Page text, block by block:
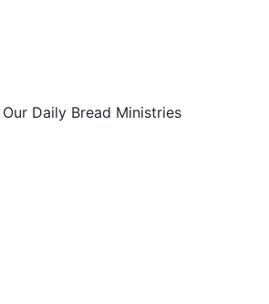
Daily Bread Ministries